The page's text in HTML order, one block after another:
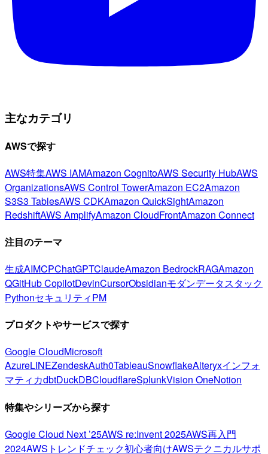
主なカテゴリ
AWSで探す
AWS特集AWS IAMAmazon CognitoAWS Security HubAWS
OrganizationsAWS Control TowerAmazon EC2Amazon
S3S3 TablesAWS CDKAmazon QuickSightAmazon
RedshiftAWS AmplifyAmazon CloudFrontAmazon Connect
注目のテーマ
生成AIMCPChatGPTClaudeAmazon BedrockRAGAmazon
QGitHub CopilotDevinCursorObsidianモダンデータスタック
PythonセキュリティPM
プロダクトやサービスで探す
Google CloudMicrosoft
AzureLINEZendeskAuth0TableauSnowflakeAlteryxインフォ
マティカdbtDuckDBCloudflareSplunkVision OneNotion
特集やシリーズから探す
Google Cloud Next ’25AWS re:Invent 2025AWS再入門
2024AWSトレンドチェック初心者向けAWSテクニカルサポ